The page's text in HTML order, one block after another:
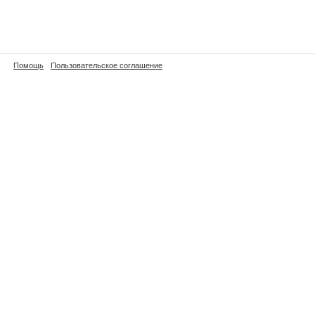
Помощь Пользовательское соглашение